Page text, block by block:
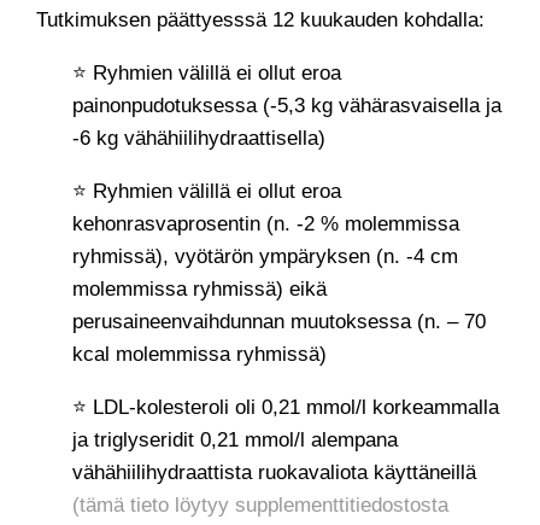
Tutkimuksen päättyesssä 12 kuukauden kohdalla:
⭐ Ryhmien välillä ei ollut eroa
painonpudotuksessa (-5,3 kg vähärasvaisella ja
-6 kg vähähiilihydraattisella)
⭐ Ryhmien välillä ei ollut eroa
kehonrasvaprosentin (n. -2 % molemmissa
ryhmissä), vyötärön ympäryksen (n. -4 cm
molemmissa ryhmissä) eikä
perusaineenvaihdunnan muutoksessa (n. – 70
kcal molemmissa ryhmissä)
⭐ LDL-kolesteroli oli 0,21 mmol/l korkeammalla
ja triglyseridit 0,21 mmol/l alempana
vähähiilihydraattista ruokavaliota käyttäneillä
(tämä tieto löytyy supplementtitiedostosta